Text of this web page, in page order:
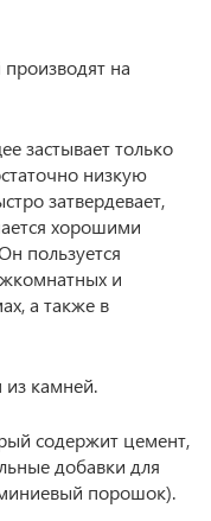
на
застывает только
низкую
затвердевает,
хорошими
пользуется
и
а также в
камней.
содержит цемент,
добавки для
порошок).